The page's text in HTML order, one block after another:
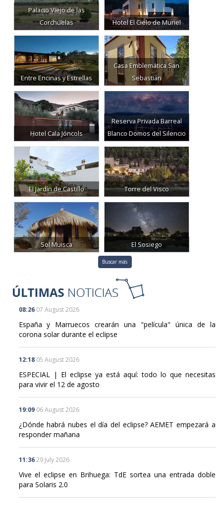
Palacio Viejo de las
Corchuelas
Hotel El Cielo de Muriel
Entre Encinas y Estrellas
Casa Emblemática San
Sebastián
Hotel Cala Jóncols
Reserva Privada Barreal
Blanco Domos del Silencio
El Jardín de Castillo Torre del Visco
Sol Muisca El Sosiego
Buscar más
08:26 07 August 2026
España y Marruecos crearán una "película" única de la
corona solar durante el eclipse
12:18 05 August 2026
ESPECIAL | El eclipse ya está aquí: todo lo que necesitas
para vivir el 12 de agosto
19:09 06 August 2026
¿Dónde habrá nubes el día del eclipse? AEMET empezará a
responder mañana
11:36 29 July 2026
Vive el eclipse en Brihuega: TdE sortea una entrada doble
para Solaris 2.0